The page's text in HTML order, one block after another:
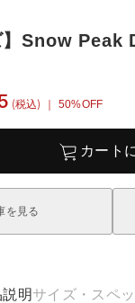
】Snow Peak
(税込) ｜ 50%OFF
カート
を見る
明サイズ・スペ